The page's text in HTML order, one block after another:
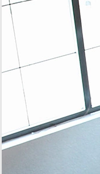
CHALLENGE
Toute l’année les chaussées
En hiver, le gel et le dégel,